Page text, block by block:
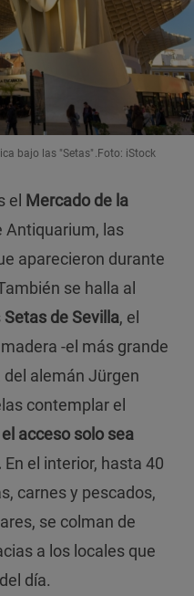
bajo las "Setas".Foto: iStock
el Mercado de la
Antiquarium, las
aparecieron durante
se halla al
Setas de Sevilla, el
-el más grande
del alemán Jürgen
contemplar el
el acceso solo sea
En el interior, hasta 40
carnes y pescados,
se colman de
a los locales que
día.